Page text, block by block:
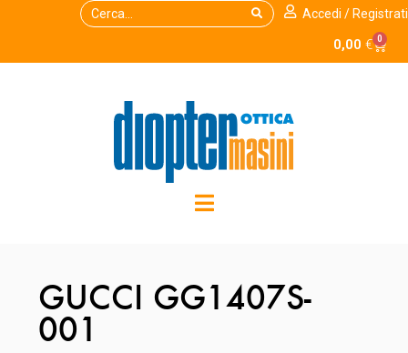
Accedi / Registrati
0,00 € 0
GUCCI GG1407S-
001